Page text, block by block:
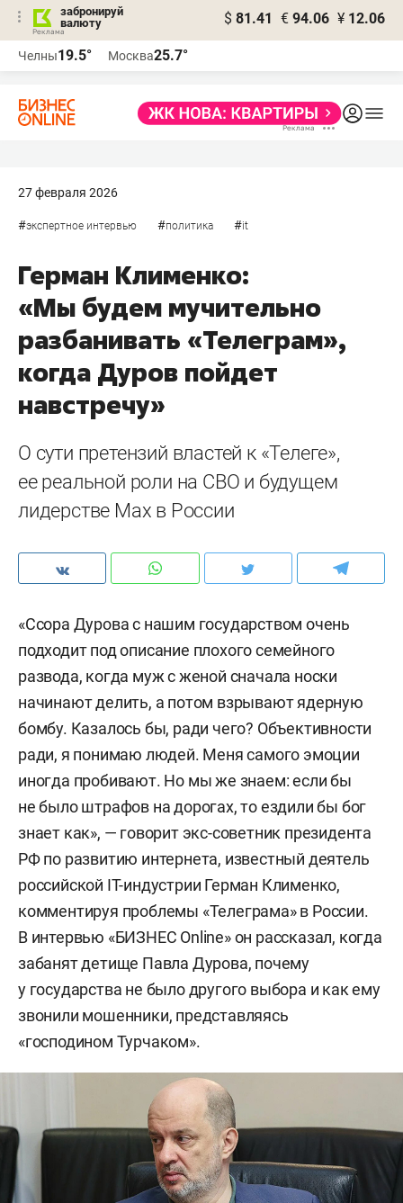
забронируй
валюту
$ 81.41 € 94.06 ¥ 12.06
Челны19.5° Москва25.7°
27 февраля 2026
#экспертное интервью #политика #it
Герман Клименко:
«Мы будем мучительно
разбанивать «Телеграм»,
когда Дуров пойдет
навстречу»
О сути претензий властей к «Телеге»,
ее реальной роли на СВО и будущем
лидерстве Max в России
«Ссора Дурова с нашим государством очень
подходит под описание плохого семейного
развода, когда муж с женой сначала носки
начинают делить, а потом взрывают ядерную
бомбу. Казалось бы, ради чего? Объективности
ради, я понимаю людей. Меня самого эмоции
иногда пробивают. Но мы же знаем: если бы
не было штрафов на дорогах, то ездили бы бог
знает как», — говорит экс-советник президента
РФ по развитию интернета, известный деятель
российской IT-индустрии Герман Клименко,
комментируя проблемы «Телеграма» в России.
В интервью «БИЗНЕС Online» он рассказал, когда
забанят детище Павла Дурова, почему
у государства не было другого выбора и как ему
звонили мошенники, представляясь
«господином Турчаком».